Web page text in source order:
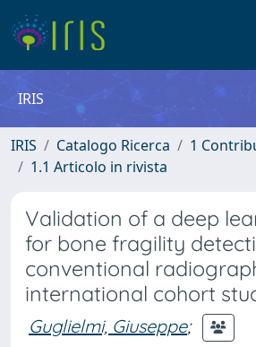
IRIS
IRIS Catalogo Ricerca
1
1.1 Articolo in rivista
Validation of a deep
for bone fragility
conventional
international cohort
Guglielmi, Giuseppe;